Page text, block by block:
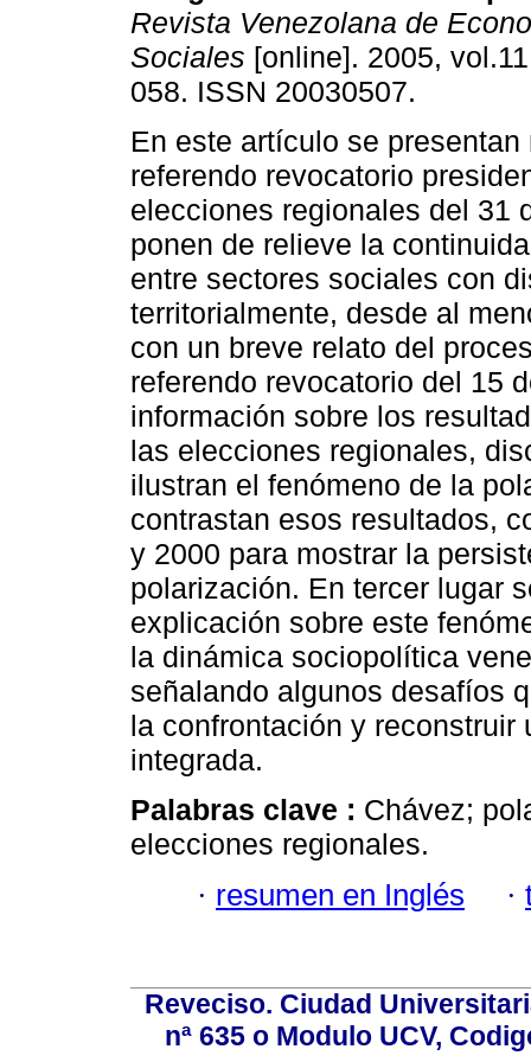
Revista Venezolana de
Sociales [online]. 2005,
058. ISSN 20030507.
En este artículo se
referendo revocatorio
elecciones regionales del 31
ponen de relieve la
entre sectores sociales con
territorialmente, desde al
con un breve relato del
referendo revocatorio del 15
información sobre los
las elecciones regionales,
ilustran el fenómeno de la
contrastan esos resultados,
y 2000 para mostrar la
polarización. En tercer lugar
explicación sobre este
la dinámica sociopolítica
señalando algunos desafíos
la confrontación y
integrada.
Palabras clave : Chávez;
elecciones regionales.
· resumen en Inglés ·
Reveciso. Ciudad
nª 635 o Modulo UCV,